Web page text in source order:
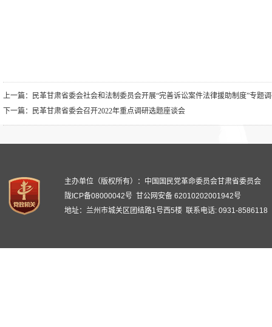
上一篇：
民革甘肃省委会社会和法制委员会开展“完善诉讼案件法律援助制度”专题
下一篇：
民革甘肃省委会召开2022年重点调研选题座谈会
主办单位（版权所有）：中国国民党革命委员会甘肃省委员会
陇ICP备08000042号 甘公网安备 62010202001942号
地址：兰州市城关区团结路1号西5楼 联系电话: 0931-8586118